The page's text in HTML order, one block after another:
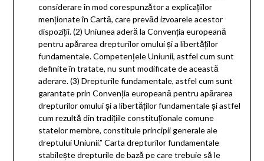
considerare în mod corespunzător a explicațiilor
menționate în Cartă, care prevăd izvoarele acestor
dispoziții. (2) Uniunea aderă la Convenția europeană
pentru apărarea drepturilor omului și a libertăților
fundamentale. Competențele Uniunii, astfel cum sunt
definite în tratate, nu sunt modificate de această
aderare. (3) Drepturile fundamentale, astfel cum sunt
garantate prin Convenția europeană pentru apărarea
drepturilor omului și a libertăților fundamentale și astfel
cum rezultă din tradițiile constituționale comune
statelor membre, constituie principii generale ale
dreptului Uniunii.” Carta drepturilor fundamentale
stabilește drepturile de bază pe care trebuie să le